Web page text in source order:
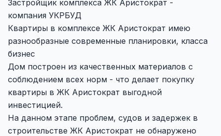
Застройщик комплекса ЖК Аристократ -
компания УКРБУД
Квартиры в комплексе ЖК Аристократ имею
разнообразные современные планировки, класса
бизнес
Дом построен из качественных материалов с
соблюдением всех норм - что делает покупку
квартиры в ЖК Аристократ выгодной
инвестицией.
На данном этапе проблем, судов и задержек в
строительстве ЖК Аристократ не обнаружено